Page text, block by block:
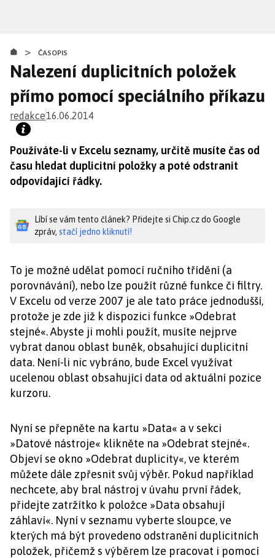
obsahu
> ČASOPIS
Nalezení duplicitních položek
přímo pomocí speciálního příkazu
redakce16.06.2014
Používáte-li v Excelu seznamy, určitě musíte čas od
času hledat duplicitní položky a poté odstranit
odpovídající řádky.
Líbí se vám tento článek? Přidejte si Chip.cz do Google
zpráv, stačí jedno kliknutí!
To je možné udělat pomocí ručního třídění (a
porovnávání), nebo lze použít různé funkce či filtry.
V Excelu od verze 2007 je ale tato práce jednodušší,
protože je zde již k dispozici funkce »Odebrat
stejné«. Abyste ji mohli použít, musíte nejprve
vybrat danou oblast buněk, obsahující duplicitní
data. Není-li nic vybráno, bude Excel využívat
ucelenou oblast obsahující data od aktuální pozice
kurzoru.
Nyní se přepněte na kartu »Data« a v sekci
»Datové nástroje« klikněte na »Odebrat stejné«.
Objeví se okno »Odebrat duplicity«, ve kterém
můžete dále zpřesnit svůj výběr. Pokud například
nechcete, aby bral nástroj v úvahu první řádek,
přidejte zatržítko k položce »Data obsahují
záhlaví«. Nyní v seznamu vyberte sloupce, ve
kterých má být provedeno odstranění duplicitních
položek, přičemž s výběrem lze pracovat i pomocí